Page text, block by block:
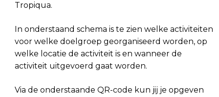
Tropiqua.
In onderstaand schema is te zien welke activiteiten
voor welke doelgroep georganiseerd worden, op
welke locatie de activiteit is en wanneer de
activiteit uitgevoerd gaat worden.
Via de onderstaande QR-code kun jij je opgeven